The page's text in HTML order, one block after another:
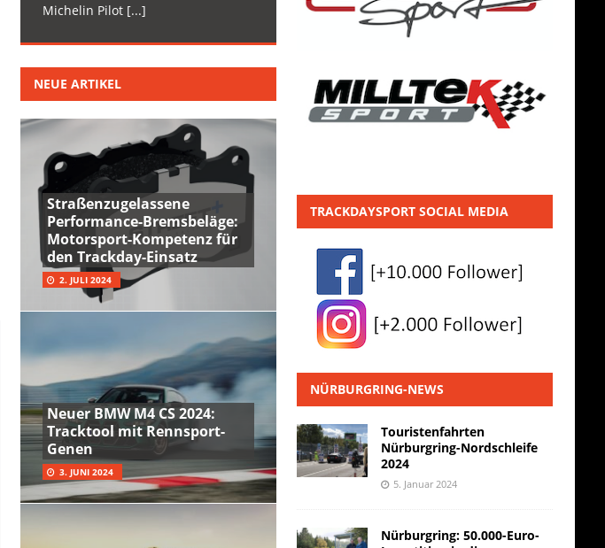
Michelin Pilot [...]
NEUE ARTIKEL
Straßenzugelassene
Performance-Bremsbeläge:
Motorsport-Kompetenz für
den Trackday-Einsatz
2. JULI 2024
Neuer BMW M4 CS 2024:
Tracktool mit Rennsport-
Genen
3. JUNI 2024
TRACKDAYSPORT SOCIAL MEDIA
NÜRBURGRING-NEWS
Touristenfahrten
Nürburgring-Nordschleife
2024
5. Januar 2024
Nürburgring: 50.000-Euro-